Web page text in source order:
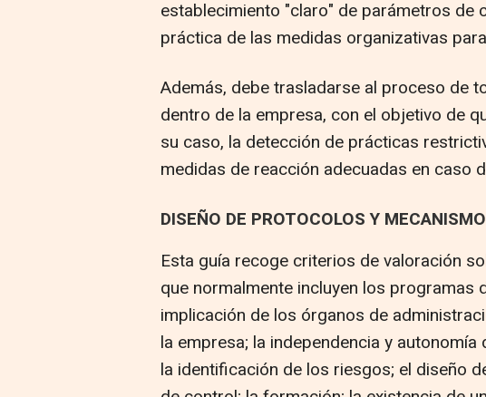
establecimiento "claro" de parámetros de
práctica de las medidas organizativas
Además, debe trasladarse al proceso de
dentro de la empresa, con el objetivo de
su caso, la detección de prácticas
medidas de reacción adecuadas en caso
DISEÑO DE PROTOCOLOS Y
Esta guía recoge criterios de valoración
que normalmente incluyen los programas
implicación de los órganos de
la empresa; la independencia y
la identificación de los riesgos; el diseño